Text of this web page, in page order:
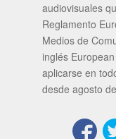
audiovisuales
Reglamento
Medios de
inglés
aplicarse en
desde agosto